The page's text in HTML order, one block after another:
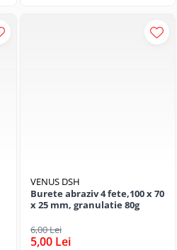
VENUS DSH
Burete abraziv 4 fete,100 x 70
x 25 mm, granulatie 80g
6,00 Lei
5,00 Lei